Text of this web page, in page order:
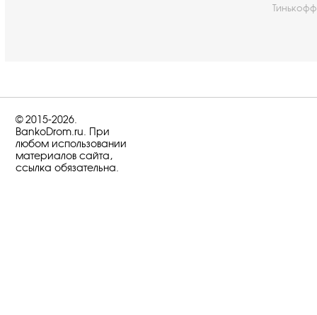
© 2015-2026.
BankoDrom.ru. При
любом использовании
материалов сайта,
ссылка обязательна.